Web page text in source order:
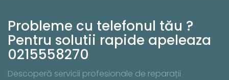
Probleme cu telefonul tău ?
Pentru solutii rapide apeleaza
0215558270
Descoperă servicii profesionale de reparații